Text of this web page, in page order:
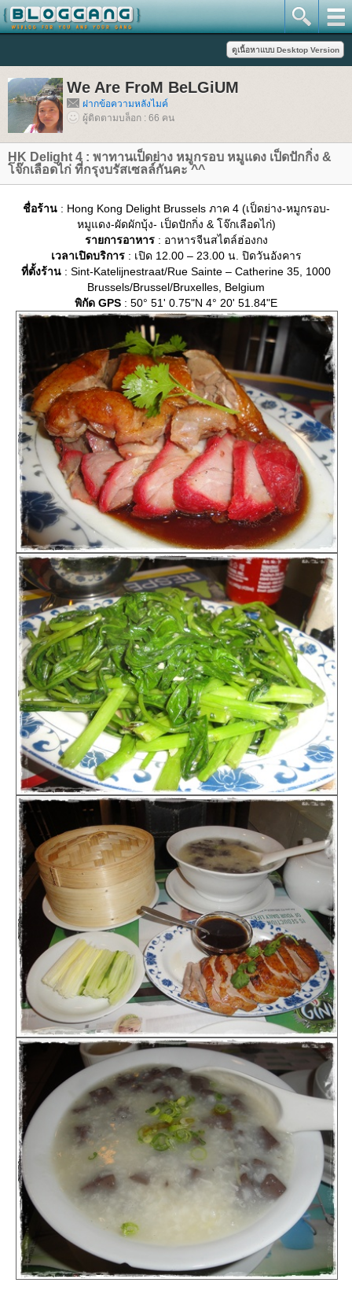
We Are FroM BeLGiUM
ฝากข้อความหลังไมค์
ผู้ติดตามบล็อก : 66 คน
HK Delight 4 : พาทานเป็ดย่าง หมูกรอบ หมูแดง เป็ดปักกิ่ง &
จ๊กเลือดไก่ ที่กรุงบรัสเซลล์กันคะ ^^
ชื่อร้าน: Hong Kong Delight Brussels ภาค 4 (เป็ดย่าง-หมูกรอบ-
หมูแดง-ผัดผักบุ้ง- เป็ดปักกิ่ง & โจ๊กเลือดไก่)
รายการอาหาร: อาหารจีนสไตล์ฮ่องกง
เวลาเปิดบริการ: เปิด 12.00 – 23.00 น. ปิดวันอังคาร
ที่ตั้งร้าน : Sint-Katelijnestraat/Rue Sainte – Catherine 35, 1000
Brussels/Brussel/Bruxelles, Belgium
พิกัด GPS : 50° 51' 0.75"N 4° 20' 51.84"E